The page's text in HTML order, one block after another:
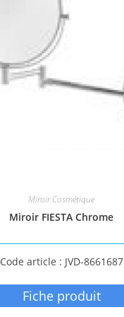
Miroir Cosmétique
Miroir FIESTA Chrome
Code article : JVD-8661687
Fiche produit